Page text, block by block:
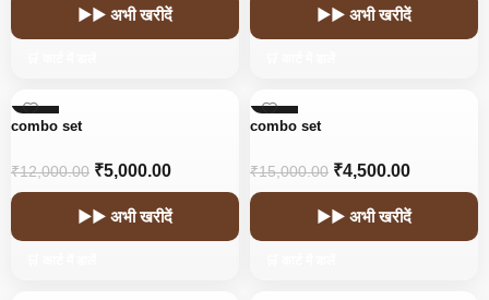
▶▶ अभी खरीदें ▶▶ अभी खरीदें
-58%
combo set
₹12,000.00 ₹5,000.00
▶▶ अभी खरीदें
-70%
combo set
₹15,000.00 ₹4,500.00
▶▶ अभी खरीदें